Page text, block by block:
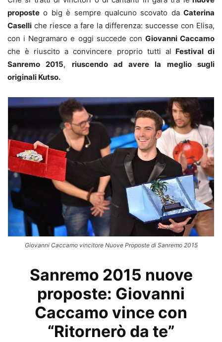
proposte o big è sempre qualcuno scovato da Caterina
Caselli che riesce a fare la differenza: successe con Elisa,
con i Negramaro e oggi succede con Giovanni Caccamo
che è riuscito a convincere proprio tutti al Festival di
Sanremo 2015, riuscendo ad avere la meglio sugli
originali Kutso.
Giovanni Caccamo vincitore Nuove Proposte di Sanremo 2015
Sanremo 2015 nuove
proposte: Giovanni
Caccamo vince con
“Ritornerò da te”